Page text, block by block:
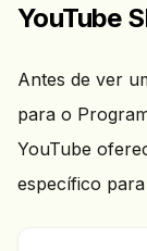
YouTube
Antes de ver
para o
YouTube
específico